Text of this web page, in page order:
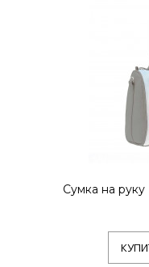
..
Сумка на